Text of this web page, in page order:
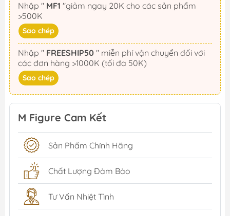
Nhập " MF1
>500K
Sao chép
Nhập " FREESHIP50
các đơn hàng >1000K (tối đa 50K)
Sao chép
M Figure Cam Kết
Sản Phẩm Chính Hãng
Chất Lượng Đảm Bảo
Tư Vấn Nhiệt Tình